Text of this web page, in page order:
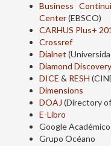
Business
Center(EBSCO)
CARHUS Plus+
Crossref
Dialnet
Diamond
DICE & RESH
Dimensions
DOAJ (Directory
E-Libro
Google
Grupo Océano